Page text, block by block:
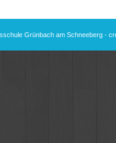
Grünbach am Schneeberg -